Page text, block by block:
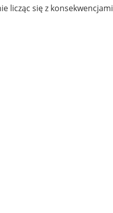
licząc się z konsekwencjami